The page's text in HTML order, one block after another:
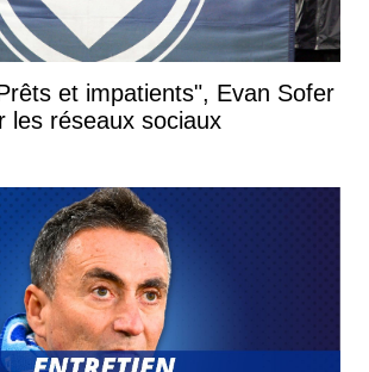
et impatients", Evan Sofer
les réseaux sociaux